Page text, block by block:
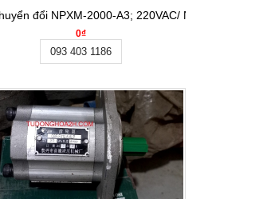
7,5kW tốc độ 1500v/ph
đổi NPXM-2000-A3; 220VAC/ NPXM-2010-
0₫
093 403 1186